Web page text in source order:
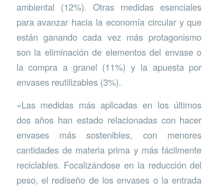
ambiental (12%). Otras medidas esenciales
para avanzar hacia la economía circular y que
están ganando cada vez más protagonismo
son la eliminación de elementos del envase o
la compra a granel (11%) y la apuesta por
envases reutilizables (3%).
«Las medidas más aplicadas en los últimos
dos años han estado relacionadas con hacer
envases más sostenibles, con menores
cantidades de materia prima y más fácilmente
reciclables. Focalizándose en la reducción del
peso, el rediseño de los envases o la entrada